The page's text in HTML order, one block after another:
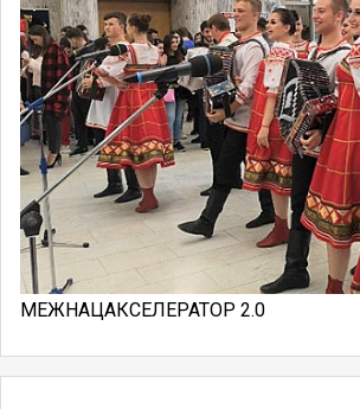
МЕЖНАЦАКСЕЛЕРАТОР 2.0